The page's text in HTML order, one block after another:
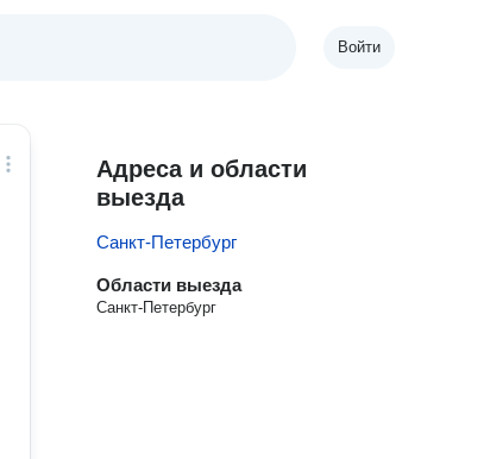
Войти
Адреса и области
выезда
Санкт-Петербург
Области выезда
Санкт-Петербург